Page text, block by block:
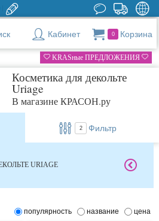
Кабинет 0 Корзина
KRASные ПРЕДЛОЖЕНИЯ
Косметика для декольте
Uriage
В магазине КРАСОН.ру
2 Фильтр
URIAGE
популярность название цена